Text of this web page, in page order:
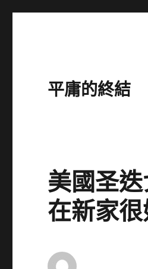
平庸的終結
美國圣
在新家